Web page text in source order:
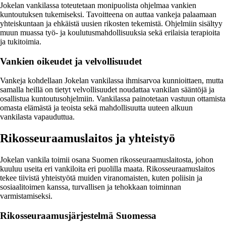
Jokelan vankilassa toteutetaan monipuolista ohjelmaa vankien
kuntoutuksen tukemiseksi. Tavoitteena on auttaa vankeja palaamaan
yhteiskuntaan ja ehkäistä uusien rikosten tekemistä. Ohjelmiin sisältyy
muun muassa työ- ja koulutusmahdollisuuksia sekä erilaisia terapioita
ja tukitoimia.
Vankien oikeudet ja velvollisuudet
Vankeja kohdellaan Jokelan vankilassa ihmisarvoa kunnioittaen, mutta
samalla heillä on tietyt velvollisuudet noudattaa vankilan sääntöjä ja
osallistua kuntoutusohjelmiin. Vankilassa painotetaan vastuun ottamista
omasta elämästä ja teoista sekä mahdollisuutta uuteen alkuun
vankilasta vapauduttua.
Rikosseuraamuslaitos ja yhteistyö
Jokelan vankila toimii osana Suomen rikosseuraamuslaitosta, johon
kuuluu useita eri vankiloita eri puolilla maata. Rikosseuraamuslaitos
tekee tiivistä yhteistyötä muiden viranomaisten, kuten poliisin ja
sosiaalitoimen kanssa, turvallisen ja tehokkaan toiminnan
varmistamiseksi.
Rikosseuraamusjärjestelmä Suomessa